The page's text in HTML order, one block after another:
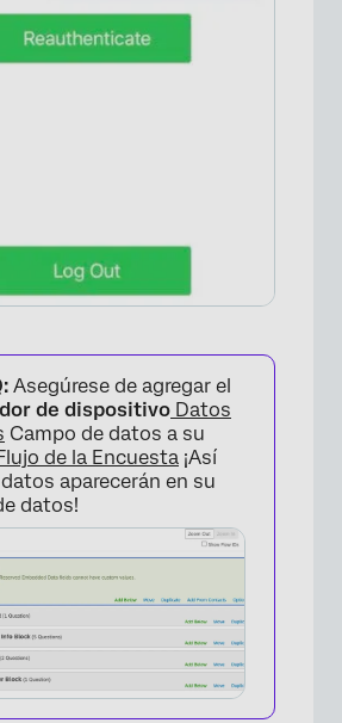
Asegúrese de agregar el
de dispositivo Datos
Campo de datos a su
de la Encuesta ¡Así
aparecerán en su
datos!